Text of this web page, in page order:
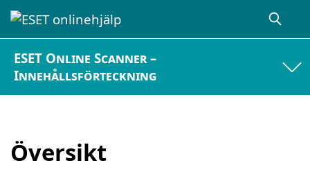
ESET Online Scanner –
Innehållsförteckning
Översikt